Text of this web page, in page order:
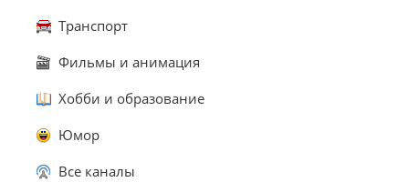
Транспорт
Фильмы и анимация
Хобби и образование
Юмор
Все каналы